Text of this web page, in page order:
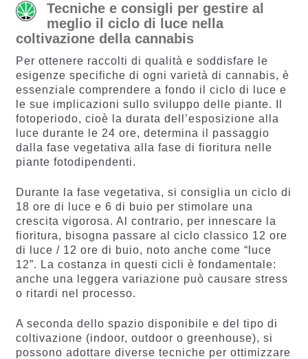
Tecniche e consigli per gestire al
meglio il ciclo di luce nella
coltivazione della cannabis
Per ottenere raccolti di qualità e soddisfare le
esigenze specifiche di ogni varietà di cannabis, è
essenziale comprendere a fondo il ciclo di luce e
le sue implicazioni sullo sviluppo delle piante. Il
fotoperiodo, cioè la durata dell’esposizione alla
luce durante le 24 ore, determina il passaggio
dalla fase vegetativa alla fase di fioritura nelle
piante fotodipendenti.
Durante la fase vegetativa, si consiglia un ciclo di
18 ore di luce e 6 di buio per stimolare una
crescita vigorosa. Al contrario, per innescare la
fioritura, bisogna passare al ciclo classico 12 ore
di luce / 12 ore di buio, noto anche come “luce
12”. La costanza in questi cicli è fondamentale:
anche una leggera variazione può causare stress
o ritardi nel processo.
A seconda dello spazio disponibile e del tipo di
coltivazione (indoor, outdoor o greenhouse), si
possono adottare diverse tecniche per ottimizzare